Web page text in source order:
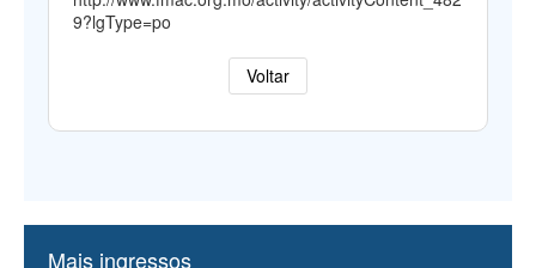
9?lgType=po
Voltar
Mais ingressos